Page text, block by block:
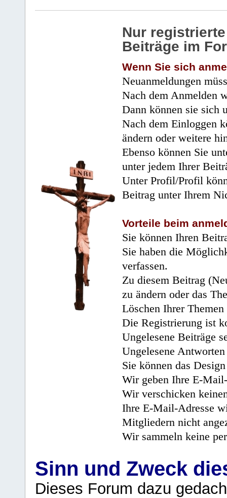
Nur
Beiträge im
Wenn Sie sich
Neuanmeldungen
Nach dem Anmelden
Dann können sie sich
Nach dem Einloggen
ändern oder weitere
Ebenso können Sie
unter jedem Ihrer
Unter Profil/Profil
Beitrag unter Ihrem
Vorteile beim
Sie können Ihren
Sie haben die
verfassen.
Zu diesem Beitrag
zu ändern oder das
Löschen Ihrer
Die Registrierung ist
Ungelesene Beiträge
Ungelesene
Sie können das
Wir geben Ihre E-
Wir verschicken
Ihre E-Mail-Adresse
Mitgliedern nicht
Wir sammeln keine
Sinn und Zweck
Dieses Forum dazu